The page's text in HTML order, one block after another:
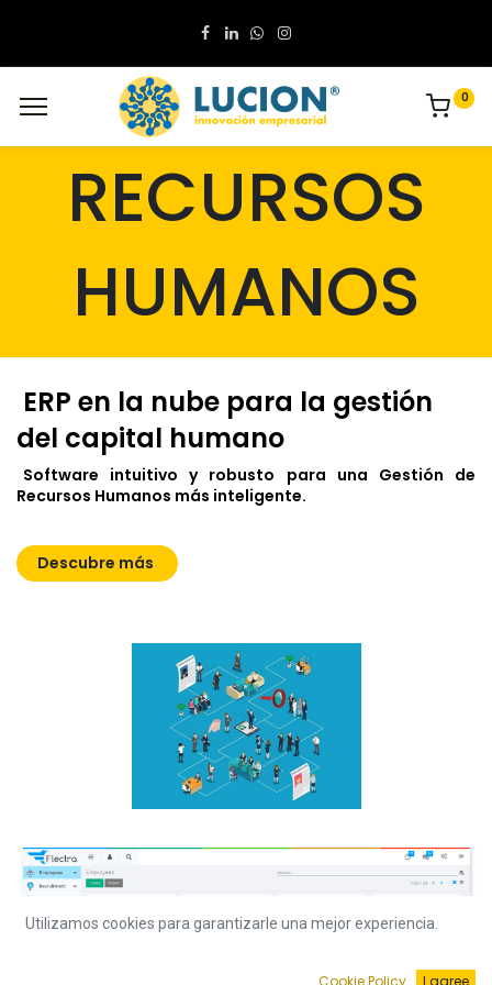
0
RECURSOS
HUMANOS
ERP en la nube para la gestión
del capital humano
Software intuitivo y robusto para una Gestión de
Recursos Humanos más inteligente.
Descubre más
Utilizamos cookies para garantizarle una mejor experiencia.
Cookie Policy I agree